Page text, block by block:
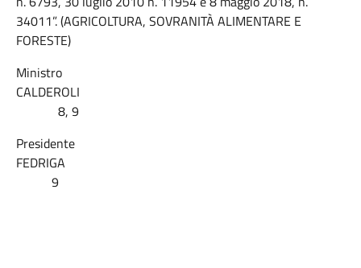
34011”. (AGRICOLTURA, SOVRANITÀ ALIMENTARE E
FORESTE)
Ministro
CALDEROLI
8, 9
Presidente
FEDRIGA
9